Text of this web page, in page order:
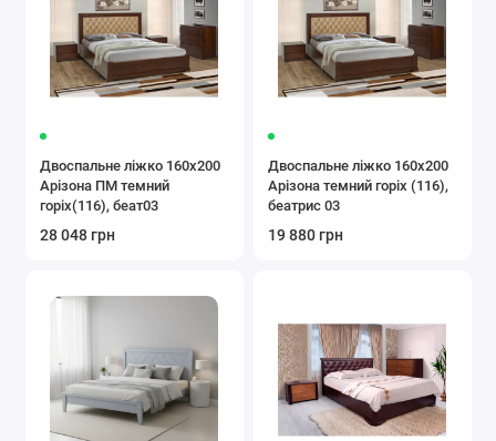
Двоспальне ліжко 160x200
Арізона ПМ темний
горіх(116), беат03
28 048 грн
Двоспальне ліжко 160x200
Арізона темний горіх (116),
беатрис 03
19 880 грн